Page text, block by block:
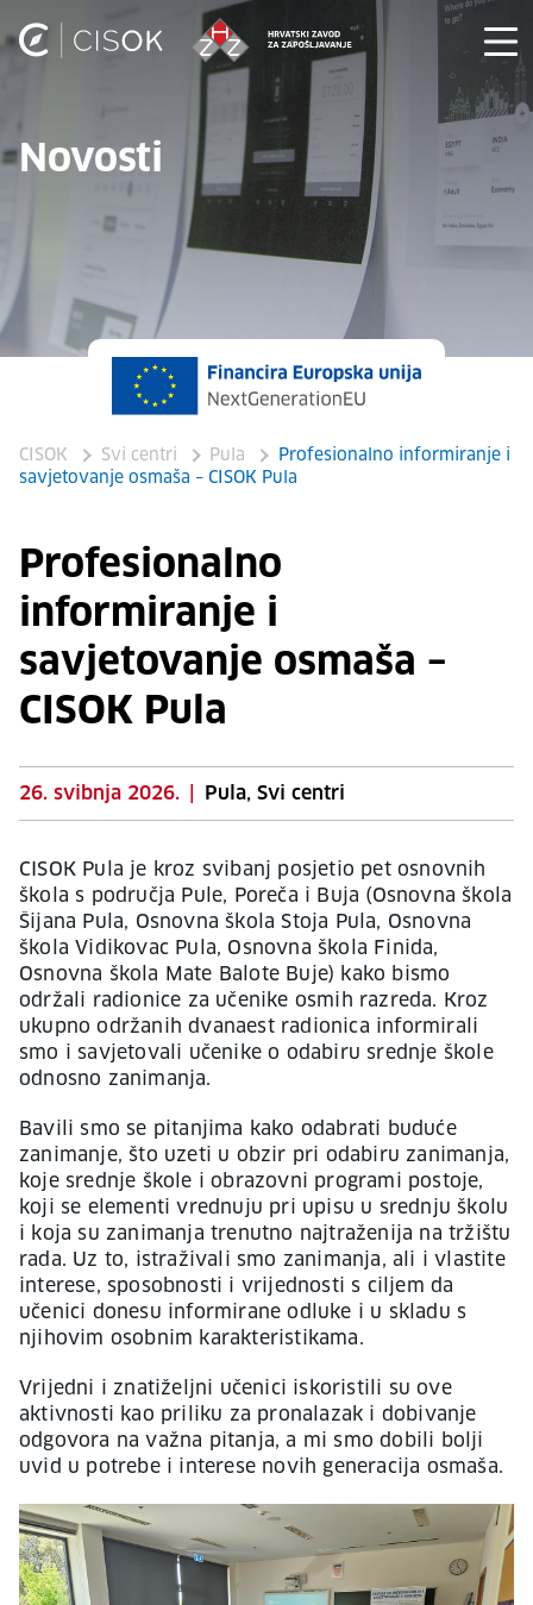
Novosti
CISOK Svi centri Pula
Profesionalno informiranje i
savjetovanje osmaša – CISOK Pula
Profesionalno
informiranje i
savjetovanje osmaša –
CISOK Pula
26. svibnja 2026. Pula, Svi centri
CISOK Pula je kroz svibanj posjetio pet osnovnih
škola s područja Pule, Poreča i Buja (Osnovna škola
Šijana Pula, Osnovna škola Stoja Pula, Osnovna
škola Vidikovac Pula, Osnovna škola Finida,
Osnovna škola Mate Balote Buje) kako bismo
održali radionice za učenike osmih razreda. Kroz
ukupno održanih dvanaest radionica informirali
smo i savjetovali učenike o odabiru srednje škole
odnosno zanimanja.
Bavili smo se pitanjima kako odabrati buduće
zanimanje, što uzeti u obzir pri odabiru zanimanja,
koje srednje škole i obrazovni programi postoje,
koji se elementi vrednuju pri upisu u srednju školu
i koja su zanimanja trenutno najtraženija na tržištu
rada. Uz to, istraživali smo zanimanja, ali i vlastite
interese, sposobnosti i vrijednosti s ciljem da
učenici donesu informirane odluke i u skladu s
njihovim osobnim karakteristikama.
Vrijedni i znatiželjni učenici iskoristili su ove
aktivnosti kao priliku za pronalazak i dobivanje
odgovora na važna pitanja, a mi smo dobili bolji
uvid u potrebe i interese novih generacija osmaša.